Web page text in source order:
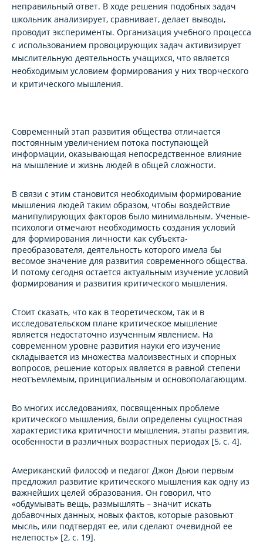
неправильный ответ. В ходе решения подобных задач
школьник анализирует, сравнивает, делает выводы,
проводит эксперименты. Организация учебного процесса
с использованием провоцирующих задач активизирует
мыслительную деятельность учащихся, что является
необходимым условием формирования у них творческого
и критического мышления.
Современный этап развития общества отличается
постоянным увеличением потока поступающей
информации, оказывающая непосредственное влияние
на мышление и жизнь людей в общей сложности.
В связи с этим становится необходимым формирование
мышления людей таким образом, чтобы воздействие
манипулирующих факторов было минимальным. Ученые-
психологи отмечают необходимость создания условий
для формирования личности как субъекта-
преобразователя, деятельность которого имела бы
весомое значение для развития современного общества.
И потому сегодня остается актуальным изучение условий
формирования и развития критического мышления.
Стоит сказать, что как в теоретическом, так и в
исследовательском плане критическое мышление
является недостаточно изученным явлением. На
современном уровне развития науки его изучение
складывается из множества малоизвестных и спорных
вопросов, решение которых является в равной степени
неотъемлемым, принципиальным и основополагающим.
Во многих исследованиях, посвященных проблеме
критического мышления, были определены сущностная
характеристика критичности мышления, этапы развития,
особенности в различных возрастных периодах [5, с. 4].
Американский философ и педагог Джон Дьюи первым
предложил развитие критического мышления как одну из
важнейших целей образования. Он говорил, что
«обдумывать вещь, размышлять – значит искать
добавочных данных, новых фактов, которые разовьют
мысль, или подтвердят ее, или сделают очевидной ее
нелепость» [2, с. 19].